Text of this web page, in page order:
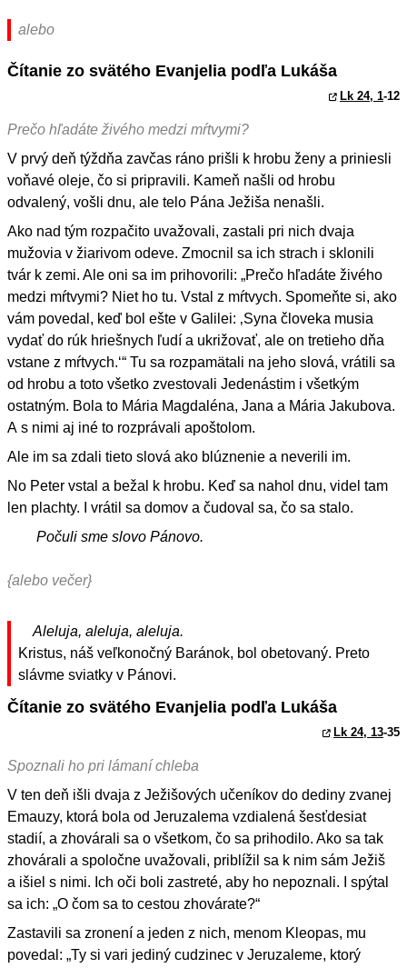
alebo
Čítanie zo svätého Evanjelia podľa Lukáša
Lk 24, 1-12
Prečo hľadáte živého medzi mŕtvymi?
V prvý deň týždňa zavčas ráno prišli k hrobu ženy a priniesli
voňavé oleje, čo si pripravili. Kameň našli od hrobu
odvalený, vošli dnu, ale telo Pána Ježiša nenašli.
Ako nad tým rozpačito uvažovali, zastali pri nich dvaja
mužovia v žiarivom odeve. Zmocnil sa ich strach i sklonili
tvár k zemi. Ale oni sa im prihovorili: „Prečo hľadáte živého
medzi mŕtvymi? Niet ho tu. Vstal z mŕtvych. Spomeňte si, ako
vám povedal, keď bol ešte v Galilei: ‚Syna človeka musia
vydať do rúk hriešnych ľudí a ukrižovať, ale on tretieho dňa
vstane z mŕtvych.‘“ Tu sa rozpamätali na jeho slová, vrátili sa
od hrobu a toto všetko zvestovali Jedenástim i všetkým
ostatným. Bola to Mária Magdaléna, Jana a Mária Jakubova.
A s nimi aj iné to rozprávali apoštolom.
Ale im sa zdali tieto slová ako blúznenie a neverili im.
No Peter vstal a bežal k hrobu. Keď sa nahol dnu, videl tam
len plachty. I vrátil sa domov a čudoval sa, čo sa stalo.
Počuli sme slovo Pánovo.
{alebo večer}
Aleluja, aleluja, aleluja.
Kristus, náš veľkonočný Baránok, bol obetovaný. Preto
slávme sviatky v Pánovi.
Čítanie zo svätého Evanjelia podľa Lukáša
Lk 24, 13-35
Spoznali ho pri lámaní chleba
V ten deň išli dvaja z Ježišových učeníkov do dediny zvanej
Emauzy, ktorá bola od Jeruzalema vzdialená šesťdesiat
stadií, a zhovárali sa o všetkom, čo sa prihodilo. Ako sa tak
zhovárali a spoločne uvažovali, priblížil sa k nim sám Ježiš
a išiel s nimi. Ich oči boli zastreté, aby ho nepoznali. I spýtal
sa ich: „O čom sa to cestou zhovárate?“
Zastavili sa zronení a jeden z nich, menom Kleopas, mu
povedal: „Ty si vari jediný cudzinec v Jeruzaleme, ktorý